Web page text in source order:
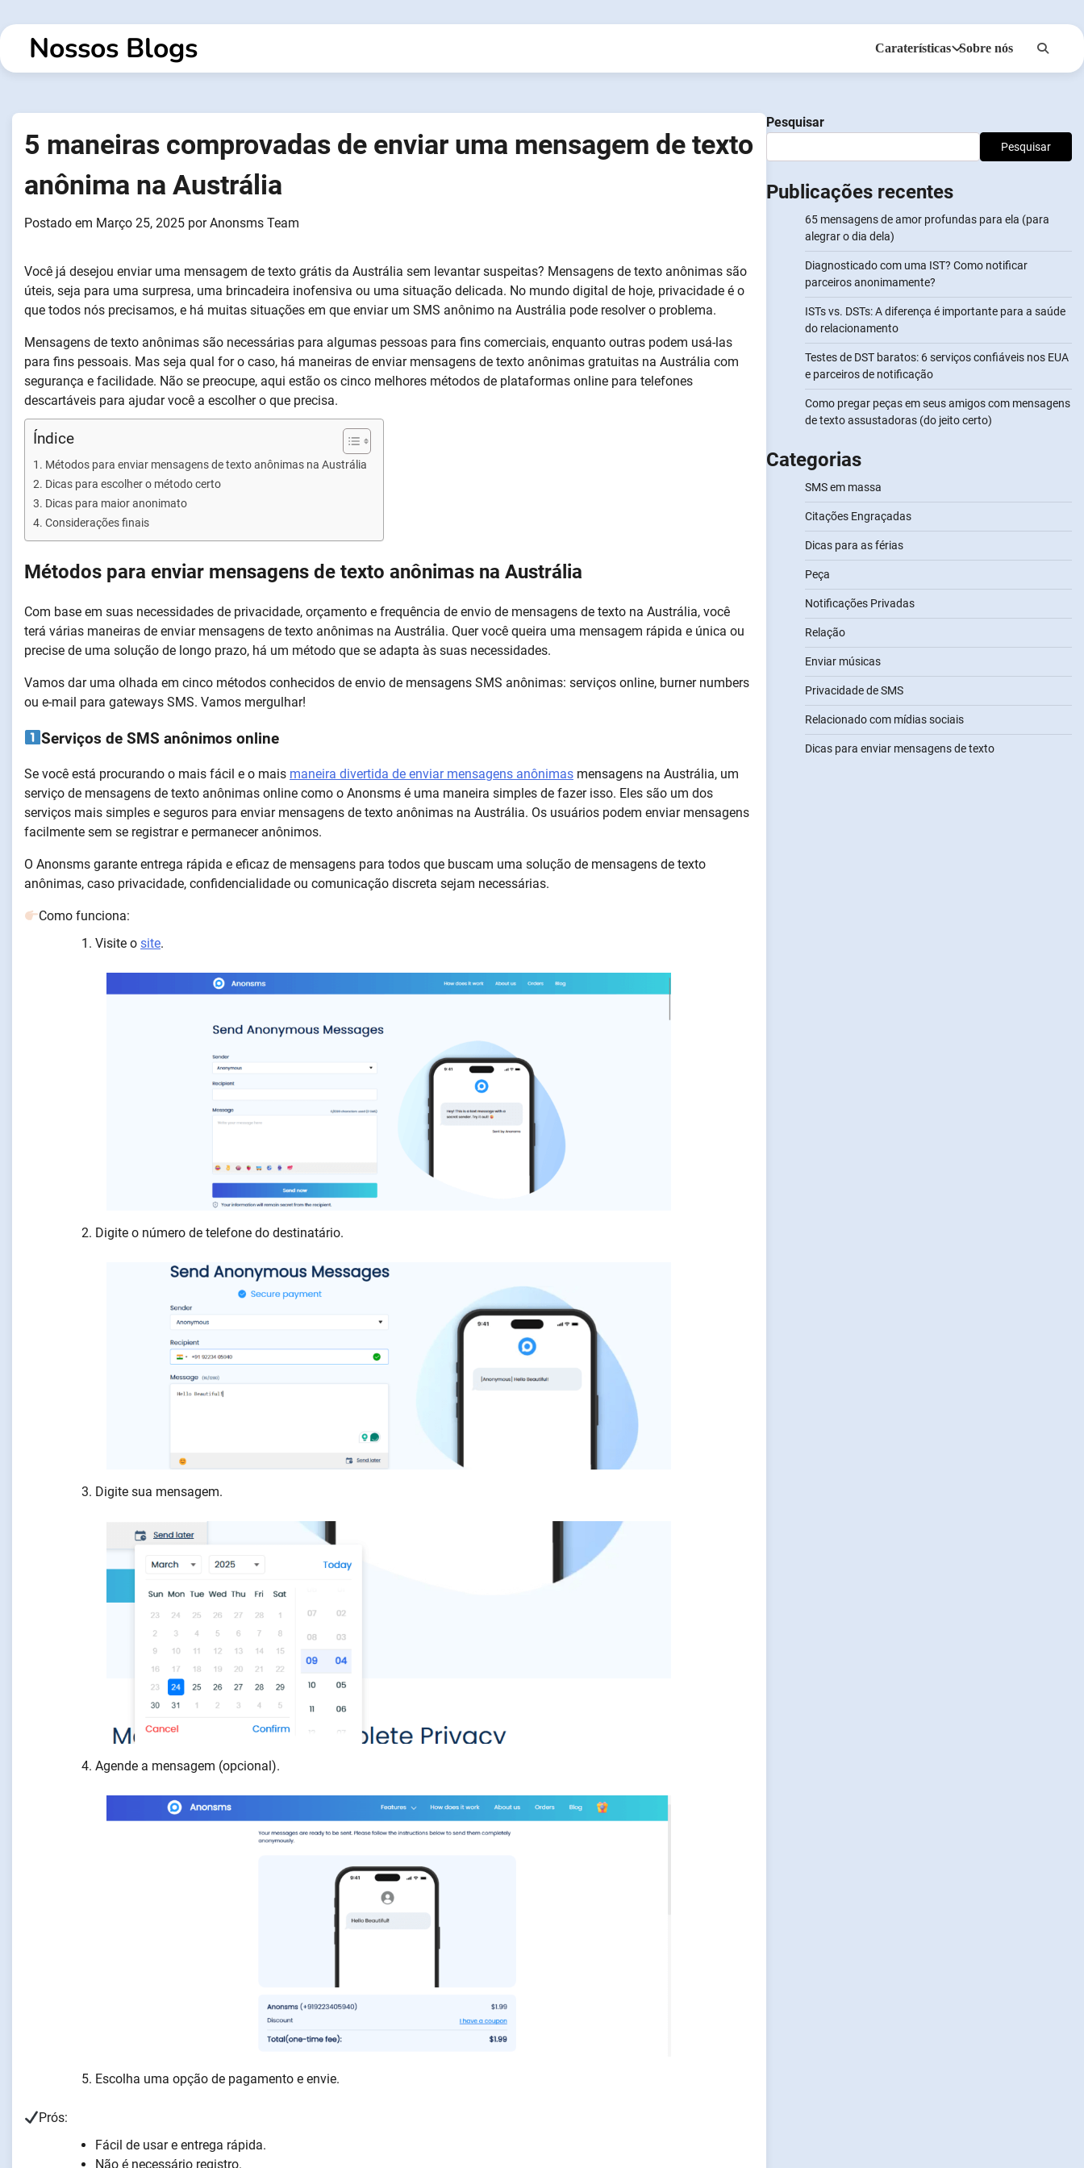
para
conteúdoNossos Blogs Caraterísticas Sobre nós
5 maneiras comprovadas de enviar uma mensagem de texto
anônima na Austrália
Postado em Março 25, 2025 porAnonsms Team
Você já desejou enviar uma mensagem de texto grátis da Austrália sem levantar suspeitas? Mensagens de texto anônimas são
úteis, seja para uma surpresa, uma brincadeira inofensiva ou uma situação delicada. No mundo digital de hoje, privacidade é o
que todos nós precisamos, e há muitas situações em que enviar um SMS anônimo na Austrália pode resolver o problema.
Mensagens de texto anônimas são necessárias para algumas pessoas para fins comerciais, enquanto outras podem usá-las
para fins pessoais. Mas seja qual for o caso, há maneiras de enviar mensagens de texto anônimas gratuitas na Austrália com
segurança e facilidade. Não se preocupe, aqui estão os cinco melhores métodos de plataformas online para telefones
descartáveis para ajudar você a escolher o que precisa.
Índice
Métodos para enviar mensagens de texto anônimas na Austrália
Dicas para escolher o método certo
Dicas para maior anonimato
Considerações finais
Métodos para enviar mensagens de texto anônimas na Austrália
Com base em suas necessidades de privacidade, orçamento e frequência de envio de mensagens de texto na Austrália, você
terá várias maneiras de enviar mensagens de texto anônimas na Austrália. Quer você queira uma mensagem rápida e única ou
precise de uma solução de longo prazo, há um método que se adapta às suas necessidades.
Vamos dar uma olhada em cinco métodos conhecidos de envio de mensagens SMS anônimas: serviços online, burner numbers
ou e-mail para gateways SMS. Vamos mergulhar!
Serviços de SMS anônimos online
Se você está procurando o mais fácil e o mais maneira divertida de enviar mensagens anônimas mensagens na Austrália, um
serviço de mensagens de texto anônimas online como o Anonsms é uma maneira simples de fazer isso. Eles são um dos
serviços mais simples e seguros para enviar mensagens de texto anônimas na Austrália. Os usuários podem enviar mensagens
facilmente sem se registrar e permanecer anônimos.
O Anonsms garante entrega rápida e eficaz de mensagens para todos que buscam uma solução de mensagens de texto
anônimas, caso privacidade, confidencialidade ou comunicação discreta sejam necessárias.
Como funciona:
Visite o site.
Digite o número de telefone do destinatário.
Digite sua mensagem.
Agende a mensagem (opcional).
Escolha uma opção de pagamento e envie.
Prós:
Fácil de usar e entrega rápida.
Não é necessário registro.
Pesquisar
Pesquisar
Publicações recentes
65 mensagens de amor profundas para ela (para
alegrar o dia dela)
Diagnosticado com uma IST? Como notificar
parceiros anonimamente?
ISTs vs. DSTs: A diferença é importante para a saúde
do relacionamento
Testes de DST baratos: 6 serviços confiáveis nos EUA
e parceiros de notificação
Como pregar peças em seus amigos com mensagens
de texto assustadoras (do jeito certo)
Categorias
SMS em massa
Citações Engraçadas
Dicas para as férias
Peça
Notificações Privadas
Relação
Enviar músicas
Privacidade de SMS
Relacionado com mídias sociais
Dicas para enviar mensagens de texto